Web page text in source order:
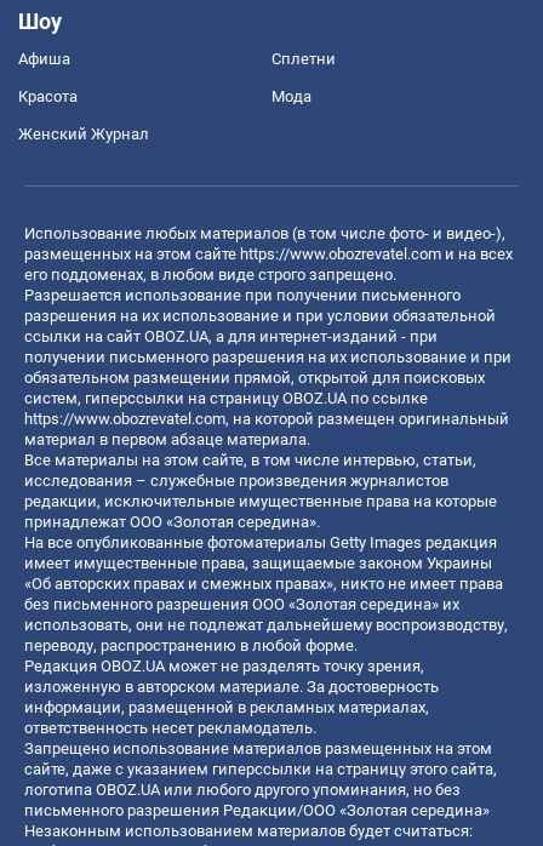
Шоу
Афиша Сплетни
Красота Мода
Женский Журнал
Использование любых материалов (в том числе фото- и видео-),
размещенных на этом сайте https://www.obozrevatel.com и на всех
его поддоменах, в любом виде строго запрещено.
Разрешается использование при получении письменного
разрешения на их использование и при условии обязательной
ссылки на сайт OBOZ.UA, а для интернет-изданий - при
получении письменного разрешения на их использование и при
обязательном размещении прямой, открытой для поисковых
систем, гиперссылки на страницу OBOZ.UA по ссылке
https://www.obozrevatel.com, на которой размещен оригинальный
материал в первом абзаце материала.
Все материалы на этом сайте, в том числе интервью, статьи,
исследования – служебные произведения журналистов
редакции, исключительные имущественные права на которые
принадлежат ООО «Золотая середина».
На все опубликованные фотоматериалы Getty Images редакция
имеет имущественные права, защищаемые законом Украины
«Об авторских правах и смежных правах», никто не имеет права
без письменного разрешения ООО «Золотая середина» их
использовать, они не подлежат дальнейшему воспроизводству,
переводу, распространению в любой форме.
Редакция OBOZ.UA может не разделять точку зрения,
изложенную в авторском материале. За достоверность
информации, размещенной в рекламных материалах,
ответственность несет рекламодатель.
Запрещено использование материалов размещенных на этом
сайте, даже с указанием гиперссылки на страницу этого сайта,
логотипа OBOZ.UA или любого другого упоминания, но без
письменного разрешения Редакции/ООО «Золотая середина»
Незаконным использованием материалов будет считаться: